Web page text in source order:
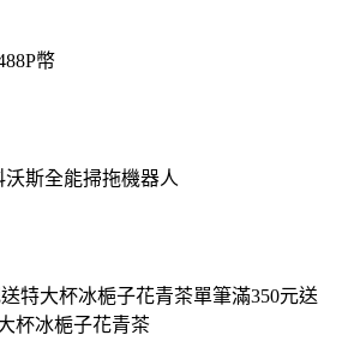
幣
沃斯全能掃拖機器人
特大杯冰梔子花青茶單筆滿350元送
杯冰梔子花青茶